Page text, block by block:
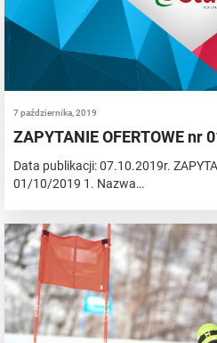
7 października, 2019
ZAPYTANIE OFERTOWE nr
Data publikacji: 07.10.2019r.
01/10/2019 1. Nazwa…